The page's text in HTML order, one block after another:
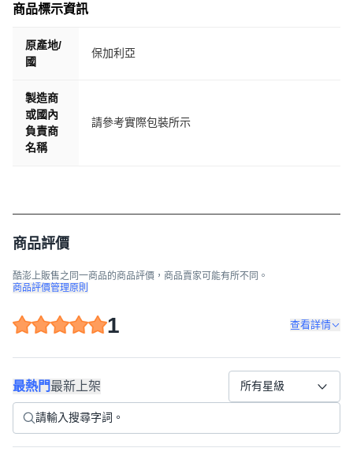
商品標示資訊
原產地/
國
保加利亞
製造商
或國內
負責商
名稱
請參考實際包裝所示
商品評價
酷澎上販售之同一商品的商品評價，商品賣家可能有所不同。
商品評價管理原則
1 查看詳情
最熱門最新上架 所有星級